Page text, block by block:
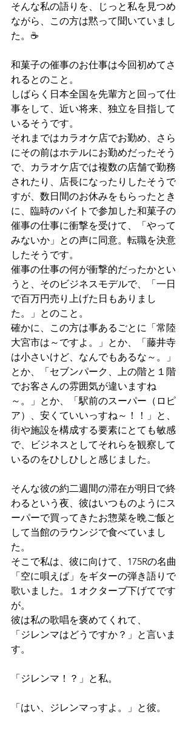
そんな私の語りを、じっと私を見つめ
ながら、この方は黙って聞いていまし
た。☕
和菓子の催事のお仕事は今回初めてさ
れるとのこと。
しばらく日本全国を先輩方と回って仕
事をして、近い将来、独立を目指して
いるそうです。
それまではカラオケ店でお勤め、さら
にその前はホテルにお勤めだったそう
で、カラオケ店では複数の店舗で勤務
されたり、店長になったりしたそうで
すが、数日間のお休みをもらったとき
に、臨時のバイトで参加した和菓子の
催事の仕事に衝撃を受けて、「やって
みないか」との声に同意。転職を決意
したそうです。
催事の仕事の何が衝撃的だったかとい
うと、そのビジネスモデルで、「一日
で百万円売り上げた日もありまし
た。」とのこと。
確かに、この方は事あるごとに「常陸
大宮市は～ですよ。」とか、「藤井寺
は小さいけど、なんでもあるな～。」
とか、「セブンパーク、上の階と１階
でお客さんの雰囲気が違いますね
～。」とか、「駅前のスーパー（ロピ
ア）、安くていいっすね～！！」と、
街や施設を構成する要素にとても敏感
で、ビジネスとしてそれらを観察して
いるのをひしひしと感じました。
そんな彼の約二週間の滞在が明日で終
わるという夜、彼はいつものようにス
ーパーで買ってきたお惣菜を晩ご飯と
して当館のラウンジで食べていまし
た。
そこで私は、彼に向けて、175Rの名曲
「空に唄えば」をギターの弾き語りで
歌いました。１オクターブ下げてです
が。
彼は私の歌唱を褒めてくれて、
「ジレンマはどうですか？」と言いま
す。
「ジレンマ！？」と私。
「はい、ジレンマっすよ。」と彼。